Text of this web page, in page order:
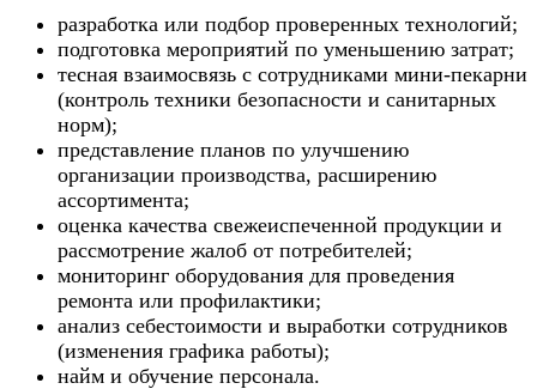
разработка или подбор проверенных технологий;
подготовка мероприятий по уменьшению затрат;
тесная взаимосвязь с сотрудниками мини-пекарни
(контроль техники безопасности и санитарных
норм);
представление планов по улучшению
организации производства, расширению
ассортимента;
оценка качества свежеиспеченной продукции и
рассмотрение жалоб от потребителей;
мониторинг оборудования для проведения
ремонта или профилактики;
анализ себестоимости и выработки сотрудников
(изменения графика работы);
найм и обучение персонала.